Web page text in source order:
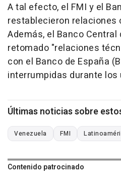
A tal efecto, el FMI y el
restablecieron relaciones
Además, el Banco Central
retomado "relaciones
con el Banco de España
interrumpidas durante
Últimas noticias sobre
Venezuela FMI
Contenido patrocinado